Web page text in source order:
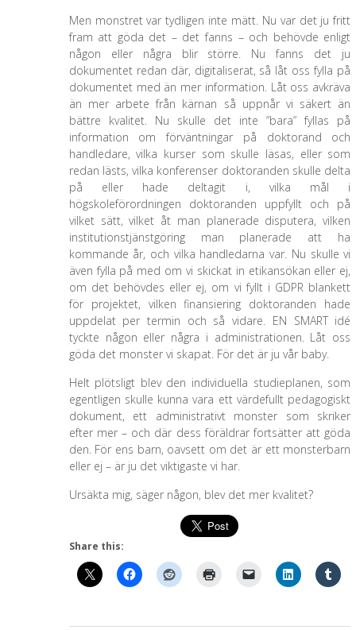
Men monstret var tydligen inte mätt. Nu var det ju fritt
fram att göda det – det fanns – och behövde enligt
någon eller några blir större. Nu fanns det ju
dokumentet redan där, digitaliserat, så låt oss fylla på
dokumentet med än mer information. Låt oss avkräva
än mer arbete från kärnan så uppnår vi säkert än
bättre kvalitet. Nu skulle det inte ”bara” fyllas på
information om förväntningar på doktorand och
handledare, vilka kurser som skulle läsas, eller som
redan lästs, vilka konferenser doktoranden skulle delta
på eller hade deltagit i, vilka mål i
högskoleförordningen doktoranden uppfyllt och på
vilket sätt, vilket åt man planerade disputera, vilken
institutionstjänstgöring man planerade att ha
kommande år, och vilka handledarna var. Nu skulle vi
även fylla på med om vi skickat in etikansökan eller ej,
om det behövdes eller ej, om vi fyllt i GDPR blankett
för projektet, vilken finansiering doktoranden hade
uppdelat per termin och så vidare. EN SMART idé
tyckte någon eller några i administrationen. Låt oss
göda det monster vi skapat. För det är ju vår baby.
Helt plötsligt blev den individuella studieplanen, som
egentligen skulle kunna vara ett värdefullt pedagogiskt
dokument, ett administrativt monster som skriker
efter mer – och där dess föräldrar fortsätter att göda
den. För ens barn, oavsett om det är ett monsterbarn
eller ej – är ju det viktigaste vi har.
Ursäkta mig, säger någon, blev det mer kvalitet?
Share this: